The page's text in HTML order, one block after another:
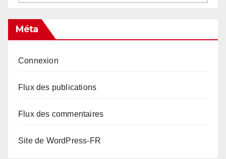
Méta
Connexion
Flux des publications
Flux des commentaires
Site de WordPress-FR